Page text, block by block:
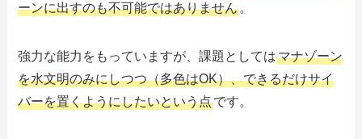
ーンに出すのも不可能ではありません 。
強力な能力をもっていますが、課題としてはマナゾーン
を水文明のみにしつつ（多色はOK）、できるだけサイ
バーを置くようにしたいという点です。